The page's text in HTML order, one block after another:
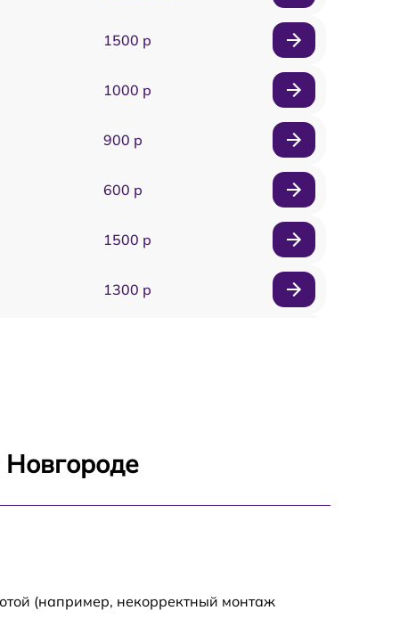
1500 р
1000 р
900 р
600 р
1500 р
1300 р
Новгороде
(например, некорректный монтаж